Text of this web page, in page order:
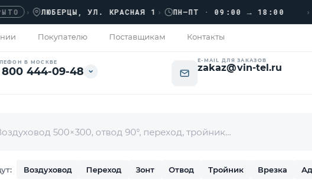
› ЛЮБЕРЦЫ, УЛ. КРАСНАЯ 1› ПН–ПТ · 09:00 → 18:00 ›››
Покупателю Поставщикам Контакты
В МОСКВЕ
444-09-48
E-MAIL ДЛЯ ЗАКАЗОВ
zakaz@vin-tel.ru
Воздуховод Переход Зонт Отвод Тройник Врезка